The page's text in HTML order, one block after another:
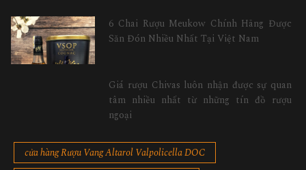
6 Chai Rượu Meukow Chính Hãng Được
Săn Đón Nhiều Nhất Tại Việt Nam
Giá rượu Chivas luôn nhận được sự quan
tâm nhiều nhất từ những tín đồ rượu
ngoại
cửa hàng Rượu Vang Altarol Valpolicella DOC